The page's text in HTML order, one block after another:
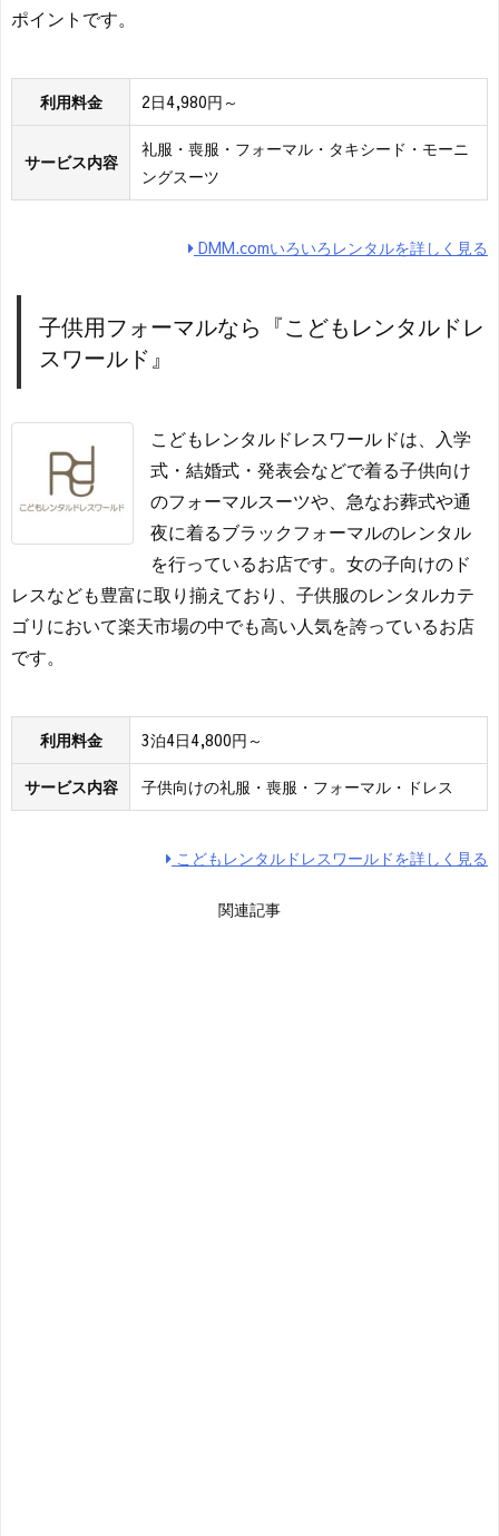
ポイントです。
利用料金 2日4,980円～
サービス内容
礼服・喪服・フォーマル・タキシード・モーニ
ングスーツ
DMM.comいろいろレンタルを詳しく見る
子供用フォーマルなら『こどもレンタルドレ
スワールド』
こどもレンタルドレスワールドは、入学
式・結婚式・発表会などで着る子供向け
のフォーマルスーツや、急なお葬式や通
夜に着るブラックフォーマルのレンタル
を行っているお店です。女の子向けのド
レスなども豊富に取り揃えており、子供服のレンタルカテ
ゴリにおいて楽天市場の中でも高い人気を誇っているお店
です。
利用料金 3泊4日4,800円～
サービス内容 子供向けの礼服・喪服・フォーマル・ドレス
こどもレンタルドレスワールドを詳しく見る
関連記事